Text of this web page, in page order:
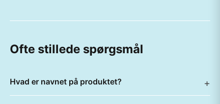
Ofte stillede spørgsmål
Hvad er navnet på produktet?